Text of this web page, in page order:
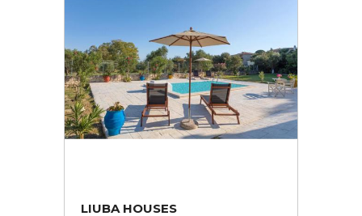
LIUBA HOUSES